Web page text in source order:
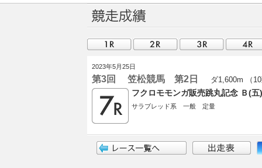
2023年5月25日
第3回 笠松競馬 第2日 ダ1,600m （
フクロモモンガ販売跳丸記念 Ｂ(
サラブレッド系 一般 定量